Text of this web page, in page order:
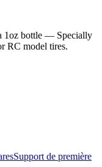
1oz bottle — Specially
RC model tires.
Support de première